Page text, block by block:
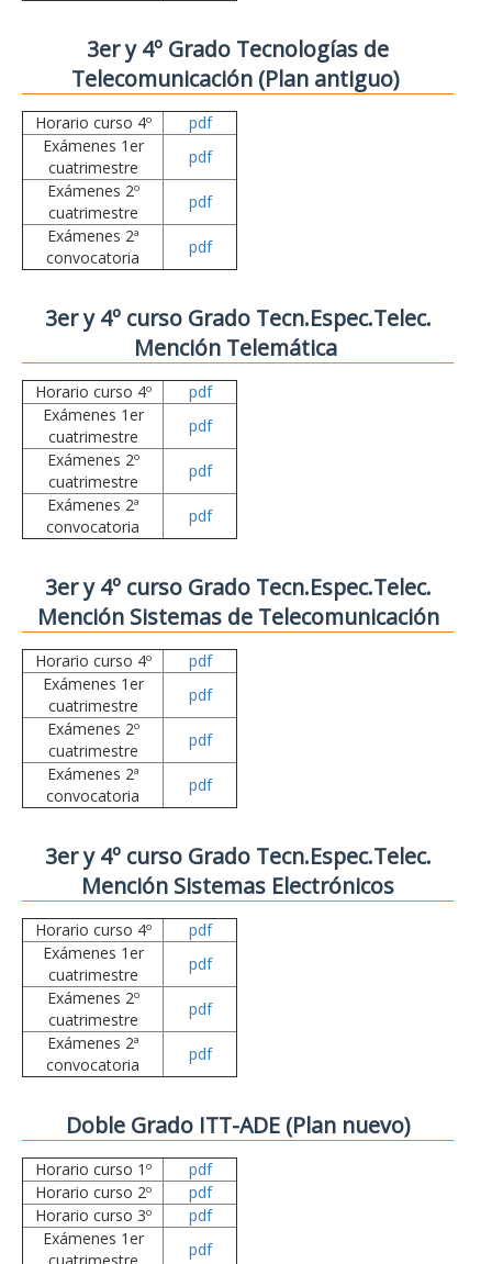
3er y 4º Grado Tecnologías de
Telecomunicación (Plan antiguo)
Horario curso 4º
pdf
Exámenes 1er
cuatrimestre
pdf
Exámenes 2º
cuatrimestre
pdf
Exámenes 2ª
convocatoria
pdf
3er y 4º curso Grado Tecn.Espec.Telec.
Mención Telemática
Horario curso 4º
pdf
Exámenes 1er
cuatrimestre
pdf
Exámenes 2º
cuatrimestre
pdf
Exámenes 2ª
convocatoria
pdf
3er y 4º curso Grado Tecn.Espec.Telec.
Mención Sistemas de Telecomunicación
Horario curso 4º
pdf
Exámenes 1er
cuatrimestre
pdf
Exámenes 2º
cuatrimestre
pdf
Exámenes 2ª
convocatoria
pdf
3er y 4º curso Grado Tecn.Espec.Telec.
Mención Sistemas Electrónicos
Horario curso 4º
pdf
Exámenes 1er
cuatrimestre
pdf
Exámenes 2º
cuatrimestre
pdf
Exámenes 2ª
convocatoria
pdf
Doble Grado ITT-ADE (Plan nuevo)
Horario curso 1º
pdf
Horario curso 2º
pdf
Horario curso 3º
pdf
Exámenes 1er
pdf